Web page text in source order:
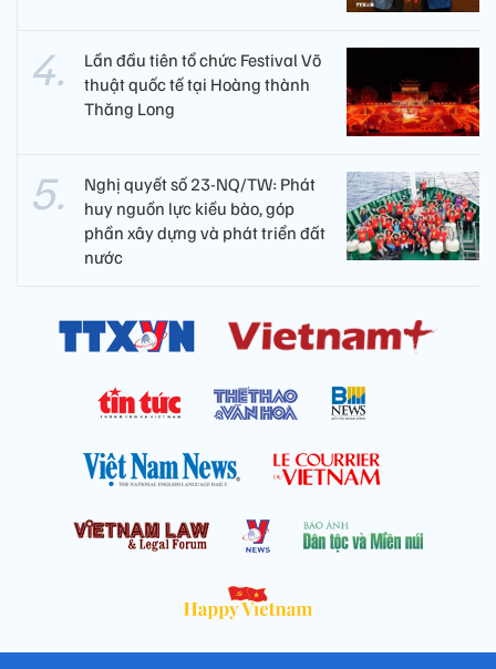
Lần đầu tiên tổ chức Festival Võ
thuật quốc tế tại Hoàng thành
Thăng Long
Nghị quyết số 23-NQ/TW: Phát
huy nguồn lực kiều bào, góp
phần xây dựng và phát triển đất
nước